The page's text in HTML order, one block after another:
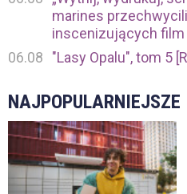
marines
inscenizujących film
06.08
"Lasy Opalu", tom 5
NAJPOPULARNIEJSZE